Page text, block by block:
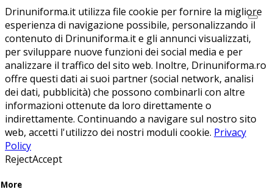
Drinuniforma.it utilizza file cookie per fornire la migliore
esperienza di navigazione possibile, personalizzando il
contenuto di Drinuniforma.it e gli annunci visualizzati,
per sviluppare nuove funzioni dei social media e per
analizzare il traffico del sito web. Inoltre, Drinuniforma.ro
offre questi dati ai suoi partner (social network, analisi
dei dati, pubblicità) che possono combinarli con altre
informazioni ottenute da loro direttamente o
indirettamente. Continuando a navigare sul nostro sito
web, accetti l'utilizzo dei nostri moduli cookie. Privacy
Policy
RejectAccept
More